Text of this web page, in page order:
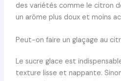
des variétés comme le citron
un arôme plus doux et moins
Peut-on faire un glaçage au
Le sucre glace est
texture lisse et nappante.